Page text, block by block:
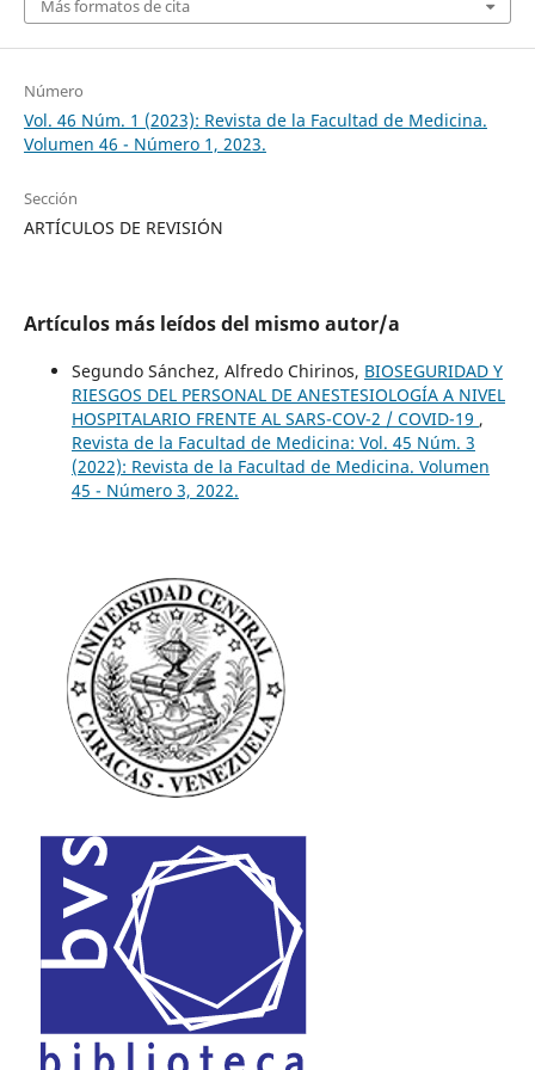
Más formatos de cita
Número
Vol. 46 Núm. 1 (2023): Revista de la Facultad de Medicina.
Volumen 46 - Número 1, 2023.
Sección
ARTÍCULOS DE REVISIÓN
Artículos más leídos del mismo autor/a
Segundo Sánchez, Alfredo Chirinos, BIOSEGURIDAD Y
RIESGOS DEL PERSONAL DE ANESTESIOLOGÍA A NIVEL
HOSPITALARIO FRENTE AL SARS-COV-2 / COVID-19 ,
Revista de la Facultad de Medicina: Vol. 45 Núm. 3
(2022): Revista de la Facultad de Medicina. Volumen
45 - Número 3, 2022.